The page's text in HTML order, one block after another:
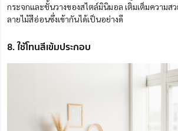
กระจกและชั้นวางของสไตล์มินิมอล เติมเต็มความส
ลายไม้สีอ่อนซึ่งเข้ากันได้เป็นอย่างดี
8. ใช้โทนสีเข้มประกอบ